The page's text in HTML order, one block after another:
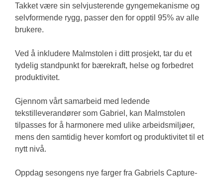
Takket være sin selvjusterende gyngemekanisme og
selvformende rygg, passer den for opptil 95% av alle
brukere.
Ved å inkludere Malmstolen i ditt prosjekt, tar du et
tydelig standpunkt for bærekraft, helse og forbedret
produktivitet.
Gjennom vårt samarbeid med ledende
tekstilleverandører som Gabriel, kan Malmstolen
tilpasses for å harmonere med ulike arbeidsmiljøer,
mens den samtidig hever komfort og produktivitet til et
nytt nivå.
Oppdag sesongens nye farger fra Gabriels Capture-